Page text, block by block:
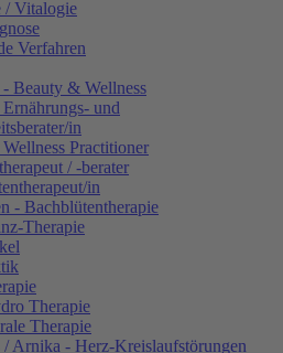
/ Vitalogie
Verfahren
Beauty & Wellness
und
in
Practitioner
/ -berater
in
- Bachblütentherapie
Therapie
Therapie
Therapie
/ Arnika - Herz-Kreislaufstörungen